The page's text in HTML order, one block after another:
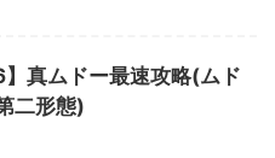
】真ムドー最速攻略(ムド
二形態)